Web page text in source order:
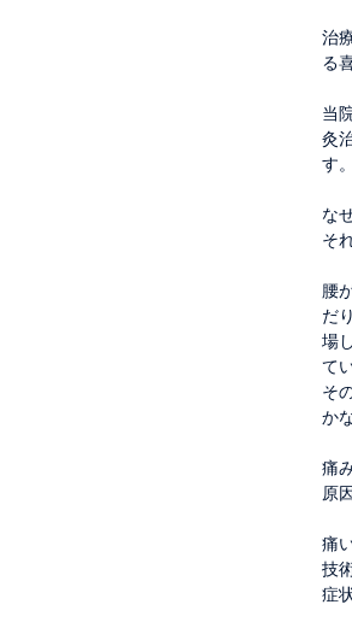
治
る
当
灸
す。
な
そ
腰
だ
場
て
そ
か
痛
原
痛
技
症